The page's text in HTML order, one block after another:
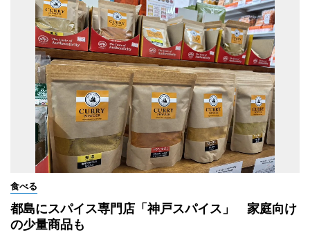
食べる
都島にスパイス専門店「神戸スパイス」 家庭向け
の少量商品も